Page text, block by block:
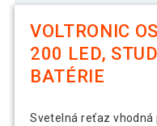
VOLTRONIC
200 LED,
BATÉRIE
Svetelná reťaz